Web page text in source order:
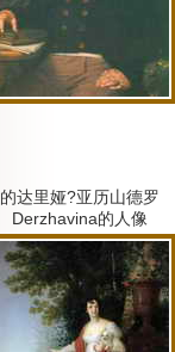
的达里娅?亚历山德罗
Derzhavina的人像